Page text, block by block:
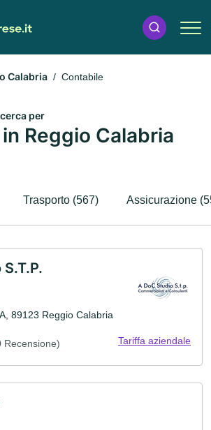
Calabria Contabile
per
Reggio Calabria
Trasporto (567) Assicurazione
89123 Reggio Calabria
Recensione) Tariffa aziendale